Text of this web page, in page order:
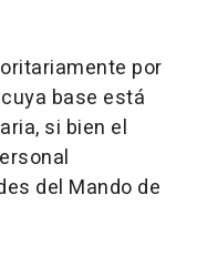
por
base está
si bien el
del Mando de